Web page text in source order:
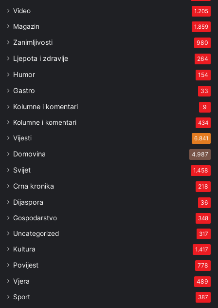
Video 1.205
Magazin 1.859
Zanimljivosti 980
Ljepota i zdravlje 264
Humor 154
Gastro 33
Kolumne i komentari 9
Kolumne i komentari 434
Vijesti 6.841
Domovina 4.987
Svijet 1.458
Crna kronika 218
Dijaspora 36
Gospodarstvo 348
Uncategorized 317
Kultura 1.417
Povijest 778
Vjera 489
Sport 387